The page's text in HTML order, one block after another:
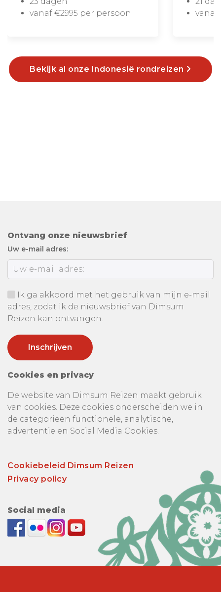
vanaf €2995 per persoon
vanaf
Bekijk al onze Indonesië rondreizen
Ontvang onze nieuwsbrief
Uw e-mail adres:
Ik ga akkoord met het gebruik van mijn e-mail
adres, zodat ik de nieuwsbrief van Dimsum
Reizen kan ontvangen.
Cookies en privacy
De website van Dimsum Reizen maakt gebruik
van cookies. Deze cookies onderscheiden we in
de categorieën functionele, analytische,
advertentie en Social Media Cookies.
Cookiebeleid Dimsum Reizen
Privacy policy
Social media